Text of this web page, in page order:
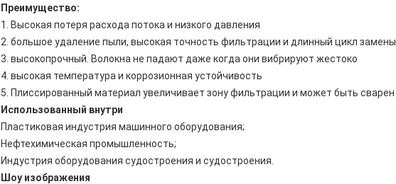
Преимущество:
1. Высокая потеря расхода потока и низкого давления
2. большое удаление пыли, высокая точность фильтрации и длинный цикл замены
3. высокопрочный. Волокна не падают даже когда они вибрируют жестоко
4. высокая температура и коррозионная устойчивость
5. Плиссированный материал увеличивает зону фильтрации и может быть сварен
Использованный внутри
Пластиковая индустрия машинного оборудования;
Нефтехимическая промышленность;
Индустрия оборудования судостроения и судостроения.
Шоу изображения